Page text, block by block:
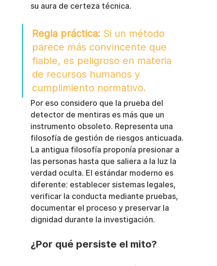
su aura de certeza técnica.
Regla práctica: Si un método
parece más convincente que
fiable, es peligroso en materia
de recursos humanos y
cumplimiento normativo.
Por eso considero que la prueba del
detector de mentiras es más que un
instrumento obsoleto. Representa una
filosofía de gestión de riesgos anticuada.
La antigua filosofía proponía presionar a
las personas hasta que saliera a la luz la
verdad oculta. El estándar moderno es
diferente: establecer sistemas legales,
verificar la conducta mediante pruebas,
documentar el proceso y preservar la
dignidad durante la investigación.
¿Por qué persiste el mito?